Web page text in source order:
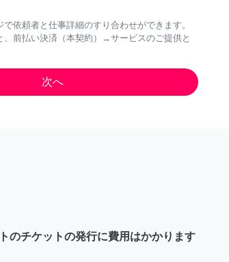
依頼者と仕事詳細のすり合わせができます。
、前払い決済（本契約）→サービスのご提供と
のチケットの発行に費用はかかります